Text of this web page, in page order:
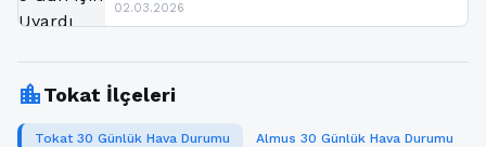
02.03.2026
location_cityTokat İlçeleri
Tokat 30 Günlük Hava Durumu
Almus 30 Günlük Hava Durumu